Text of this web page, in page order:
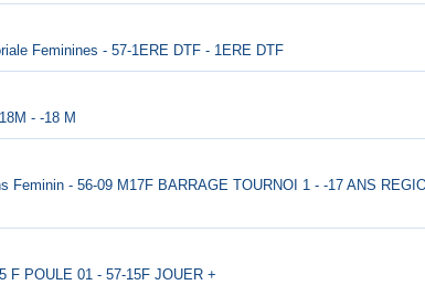
Feminines - 57-1ERE DTF - 1ERE DTF
- -18 M
Feminin - 56-09 M17F BARRAGE TOURNOI 1 - -17 ANS
F POULE 01 - 57-15F JOUER +